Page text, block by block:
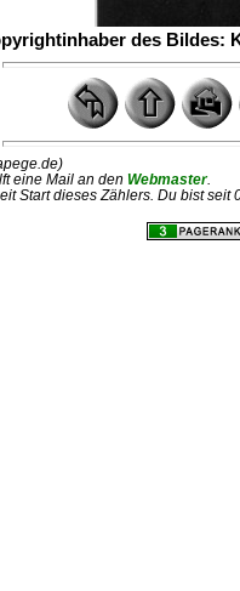
des Bildes:
eine Mail an den Webmaster.
Start dieses Zählers. Du bist seit